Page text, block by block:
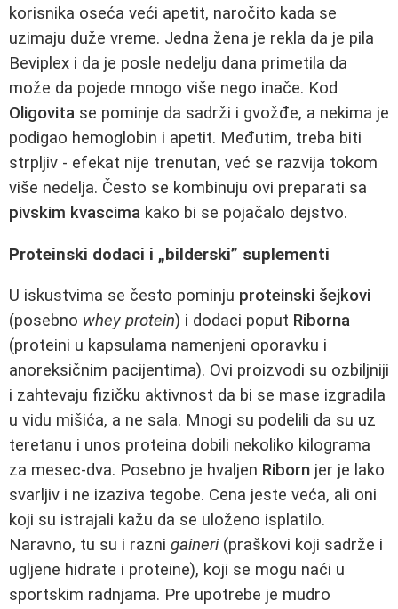
korisnika oseća veći apetit, naročito kada se
uzimaju duže vreme. Jedna žena je rekla da je pila
Beviplex i da je posle nedelju dana primetila da
može da pojede mnogo više nego inače. Kod
Oligovita se pominje da sadrži i gvožđe, a nekima je
podigao hemoglobin i apetit. Međutim, treba biti
strpljiv - efekat nije trenutan, već se razvija tokom
više nedelja. Često se kombinuju ovi preparati sa
pivskim kvascima kako bi se pojačalo dejstvo.
Proteinski dodaci i „bilderski” suplementi
U iskustvima se često pominju proteinski šejkovi
(posebno whey protein) i dodaci poput Riborna
(proteini u kapsulama namenjeni oporavku i
anoreksičnim pacijentima). Ovi proizvodi su ozbiljniji
i zahtevaju fizičku aktivnost da bi se mase izgradila
u vidu mišića, a ne sala. Mnogi su podelili da su uz
teretanu i unos proteina dobili nekoliko kilograma
za mesec-dva. Posebno je hvaljen Riborn jer je lako
svarljiv i ne izaziva tegobe. Cena jeste veća, ali oni
koji su istrajali kažu da se uloženo isplatilo.
Naravno, tu su i razni gaineri(praškovi koji sadrže i
ugljene hidrate i proteine), koji se mogu naći u
sportskim radnjama. Pre upotrebe je mudro